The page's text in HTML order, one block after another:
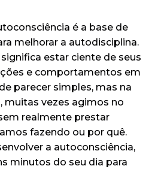
é a base de
melhorar a autodisciplina.
estar ciente de seus
e comportamentos em
parecer simples, mas na
muitas vezes agimos no
realmente prestar
fazendo ou por quê.
a autoconsciência,
minutos do seu dia para